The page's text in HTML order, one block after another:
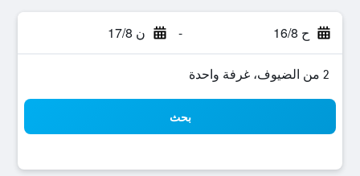
ح 16/8 - ن 17/8
2 من الضيوف، غرفة واحدة
بحث